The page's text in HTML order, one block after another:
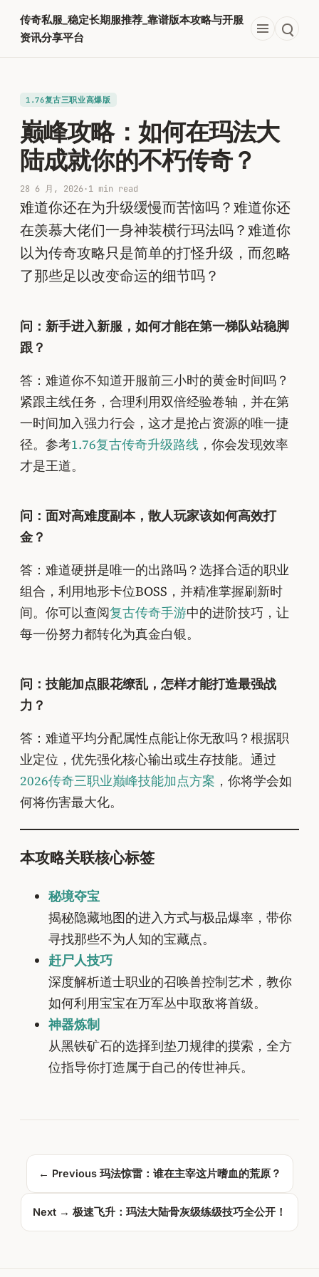
内
传奇私服_稳定长期服推荐_靠谱版本攻略与开服
资讯分享平台
1.76复古三职业高爆版
巅峰攻略：如何在玛法大
陆成就你的不朽传奇？
28 6 月, 2026·1 min read
难道你还在为升级缓慢而苦恼吗？难道你还
在羡慕大佬们一身神装横行玛法吗？难道你
以为传奇攻略只是简单的打怪升级，而忽略
了那些足以改变命运的细节吗？
问：新手进入新服，如何才能在第一梯队站稳脚
跟？
答：难道你不知道开服前三小时的黄金时间吗？
紧跟主线任务，合理利用双倍经验卷轴，并在第
一时间加入强力行会，这才是抢占资源的唯一捷
径。参考1.76复古传奇升级路线 ，你会发现效率
才是王道。
问：面对高难度副本，散人玩家该如何高效打
金？
答：难道硬拼是唯一的出路吗？选择合适的职业
组合，利用地形卡位BOSS，并精准掌握刷新时
间。你可以查阅复古传奇手游中的进阶技巧，让
每一份努力都转化为真金白银。
问：技能加点眼花缭乱，怎样才能打造最强战
力？
答：难道平均分配属性点能让你无敌吗？根据职
业定位，优先强化核心输出或生存技能。通过
2026传奇三职业巅峰技能加点方案 ，你将学会如
何将伤害最大化。
本攻略关联核心标签
秘境夺宝
揭秘隐藏地图的进入方式与极品爆率，带你
寻找那些不为人知的宝藏点。
赶尸人技巧
深度解析道士职业的召唤兽控制艺术，教你
如何利用宝宝在万军丛中取敌将首级。
神器炼制
从黑铁矿石的选择到垫刀规律的摸索，全方
位指导你打造属于自己的传世神兵。
← Previous 玛法惊雷：谁在主宰这片嗜血的荒原？
Next → 极速飞升：玛法大陆骨灰级练级技巧全公开！